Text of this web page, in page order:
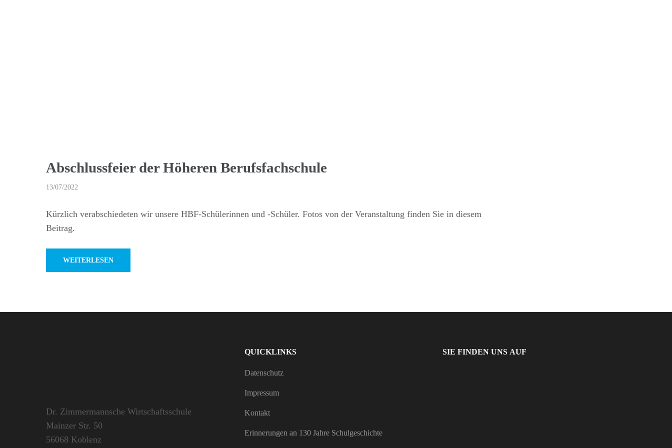
Abschluss­feier der Höheren Berufsfachschule
13/07/2022
Kürz­lich verab­schie­deten wir unsere HBF-Schü­le­rinnen und ‑Schüler. Fotos von der Veran­stal­tung finden Sie in diesem
Beitrag.
WEITERLESEN
Dr. Zimmermannsche Wirtschaftsschule
Mainzer Str. 50
56068 Koblenz
QUICK­LINKS
Daten­schutz
Impressum
Kontakt
Erin­ne­rungen an 130 Jahre Schulgeschichte
SIE FINDEN UNS AUF